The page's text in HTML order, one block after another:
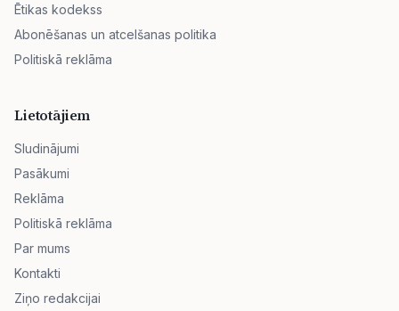
Ētikas kodekss
Abonēšanas un atcelšanas politika
Politiskā reklāma
Lietotājiem
Sludinājumi
Pasākumi
Reklāma
Politiskā reklāma
Par mums
Kontakti
Ziņo redakcijai